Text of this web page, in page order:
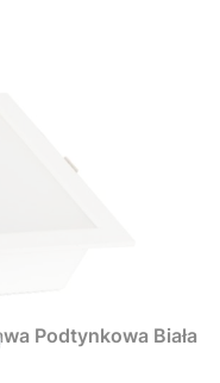
Podtynkowa Biała